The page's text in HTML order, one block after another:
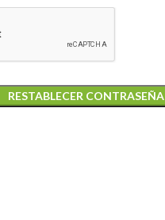
RESTABLECER CONTRASEÑA